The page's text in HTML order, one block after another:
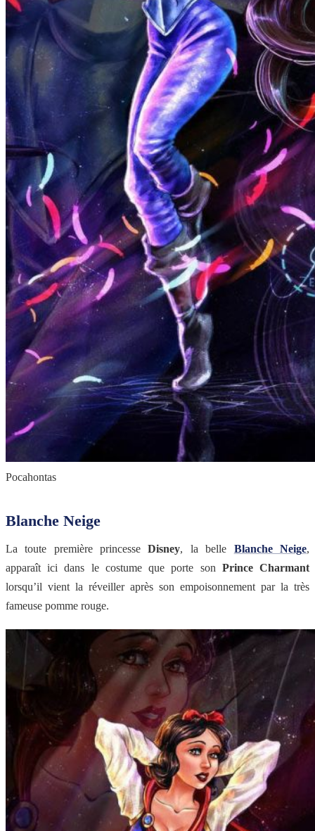
Pocahontas
Blanche Neige
La toute première princesseDisney, la belle Blanche Neige,
apparaît ici dans le costume que porte son Prince Charmant
lorsqu’il vient la réveiller après son empoisonnement par la très
fameuse pomme rouge.